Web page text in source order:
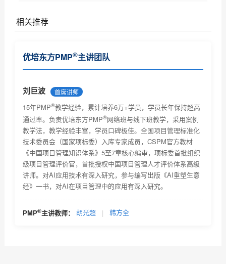
相关推荐
优培东方PMP®主讲团队
刘巨波 首席讲师
15年PMP®教学经验，累计培养6万+学员，学员长年保持超高
通过率。负责优培东方PMP®网络班与线下班教学，采用案例
教学法，教学经验丰富，学员口碑极佳。全国项目管理标准化
技术委员会（国家项标委）入库专家成员，CSPM官方教材
《中国项目管理知识体系》5至7章核心编审，项标委首批组织
级项目管理评价官，首批授权中国项目管理人才评价体系高级
讲师。对AI应用技术有深入研究，参与编写出版《AI重塑生意
经》一书，对AI在项目管理中的应用有深入研究。
PMP®主讲教师： 胡光超 | 韩方全